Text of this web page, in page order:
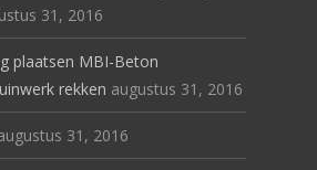
31, 2016
plaatsen MBI-Beton
rekken augustus 31, 2016
31, 2016